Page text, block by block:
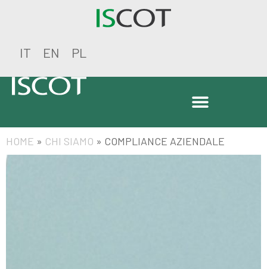
IT EN PL
HOME » CHI SIAMO » COMPLIANCE AZIENDALE